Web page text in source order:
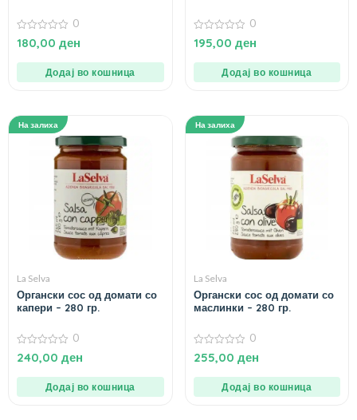
0
од
0
180,00 ден
Додај во кошница
0
од
0
195,00 ден
Додај во кошница
На залиха
La Selva
Органски сос од домати со
капери – 280 гр.
0
од
0
240,00 ден
Додај во кошница
На залиха
La Selva
Органски сос од домати со
маслинки – 280 гр.
0
од
0
255,00 ден
Додај во кошница